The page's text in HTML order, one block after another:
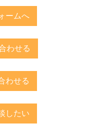
ームへ
わせる
わせる
したい